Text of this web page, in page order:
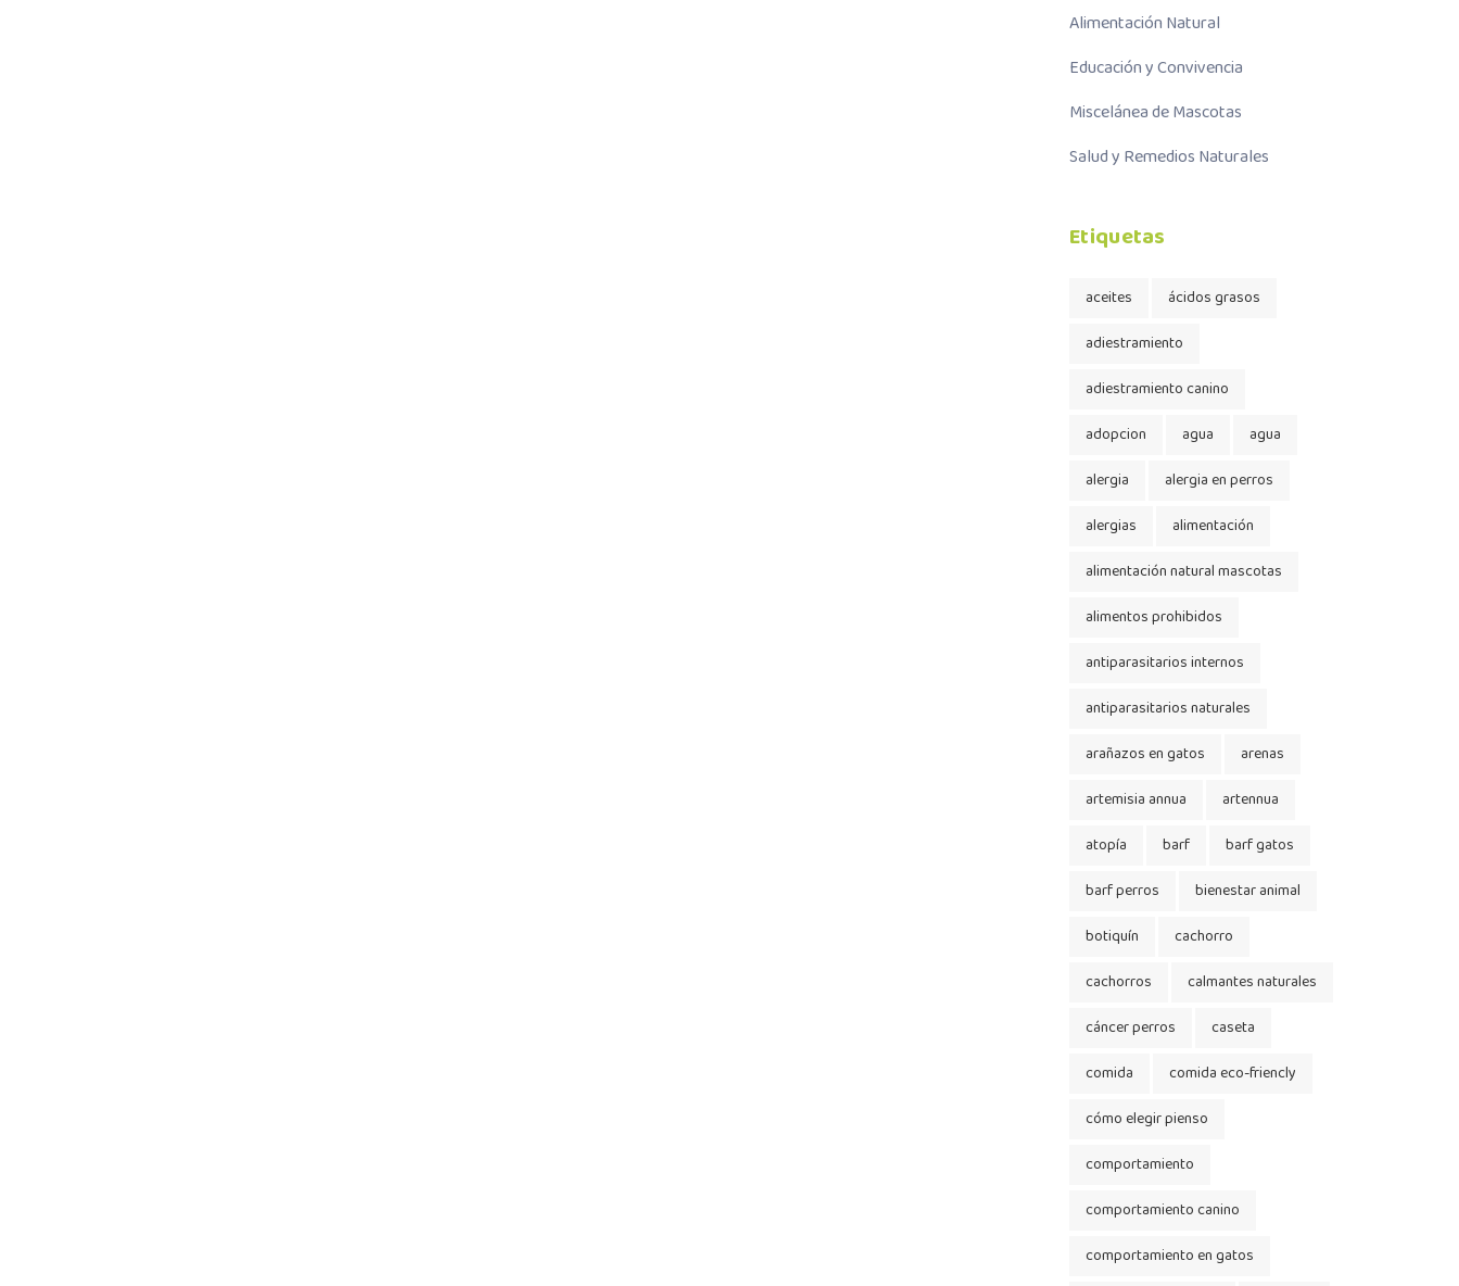
Alimentación Natural
Educación y Convivencia
Miscelánea de Mascotas
Salud y Remedios Naturales
Etiquetas
aceites
ácidos grasos
adiestramiento
adiestramiento canino
adopcion
agua
agua
alergia
alergia en perros
alergias
alimentación
alimentación natural mascotas
alimentos prohibidos
antiparasitarios internos
antiparasitarios naturales
arañazos en gatos
arenas
artemisia annua
artennua
atopía
barf
barf gatos
barf perros
bienestar animal
botiquín
cachorro
cachorros
calmantes naturales
cáncer perros
caseta
comida
comida eco-friencly
cómo elegir pienso
comportamiento
comportamiento canino
comportamiento en gatos